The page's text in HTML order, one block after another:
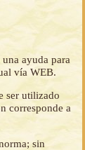
ayuda para
vía WEB.
ser utilizado
corresponde a
sin